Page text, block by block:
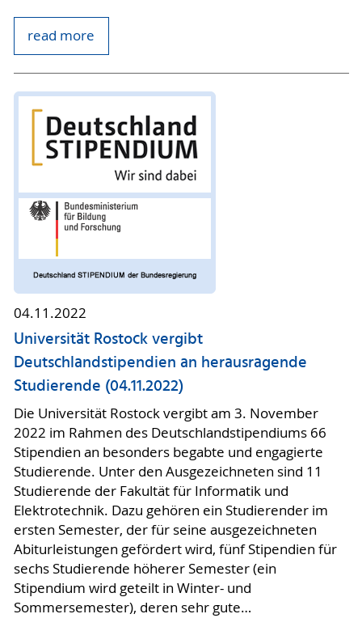
read more
04.11.2022
Universität Rostock vergibt
Deutschlandstipendien an herausragende
Studierende (04.11.2022)
Die Universität Rostock vergibt am 3. November
2022 im Rahmen des Deutschlandstipendiums 66
Stipendien an besonders begabte und engagierte
Studierende. Unter den Ausgezeichneten sind 11
Studierende der Fakultät für Informatik und
Elektrotechnik. Dazu gehören ein Studierender im
ersten Semester, der für seine ausgezeichneten
Abiturleistungen gefördert wird, fünf Stipendien für
sechs Studierende höherer Semester (ein
Stipendium wird geteilt in Winter- und
Sommersemester), deren sehr gute…